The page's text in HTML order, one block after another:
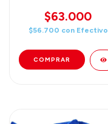
$63.000
$56.700 con Efectivo